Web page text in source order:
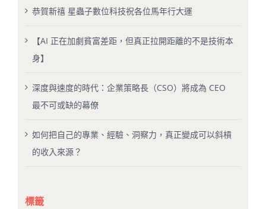
恭賀新禧 星蟲子數位科技祝各位馬年行大運
【AI 正在加劇貧富差距，但真正拉開距離的不是技術本
身】
深度與速度的時代：企業策略長（CSO）將成為 CEO
最不可或缺的幕僚
如何把自己的專業、經驗、洞察力，真正變成可以斜槓
的收入來源？
標籤